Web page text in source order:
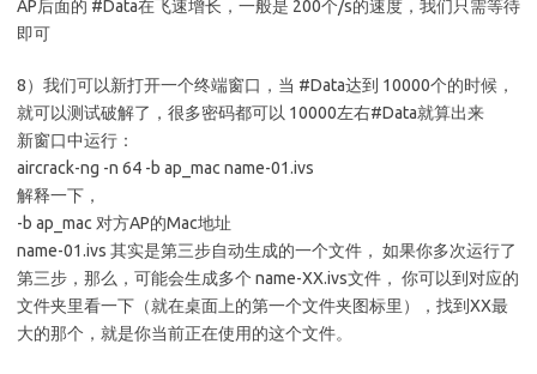
AP后面的 #Data在飞速增长，一般是 200个/s的速度，我们只需等待
即可
8）我们可以新打开一个终端窗口，当 #Data达到 10000个的时候，
就可以测试破解了，很多密码都可以 10000左右#Data就算出来
新窗口中运行：
aircrack-ng -n 64 -b ap_mac name-01.ivs
解释一下，
-b ap_mac 对方AP的Mac地址
name-01.ivs 其实是第三步自动生成的一个文件， 如果你多次运行了
第三步，那么，可能会生成多个 name-XX.ivs文件， 你可以到对应的
文件夹里看一下（就在桌面上的第一个文件夹图标里），找到XX最
大的那个，就是你当前正在使用的这个文件。